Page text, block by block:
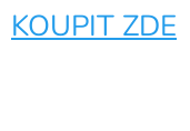
KOUPIT ZDE